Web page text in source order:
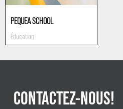
PEQUEA SCHOOL
Éducation
CONTACTEZ-NOUS!